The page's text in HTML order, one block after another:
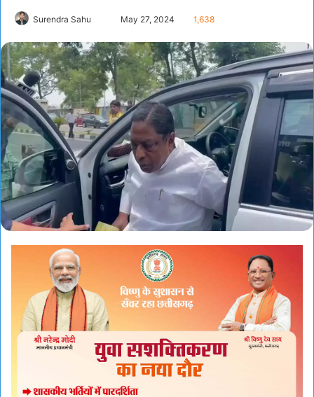
Surendra Sahu
email
May 27, 2024 1,638